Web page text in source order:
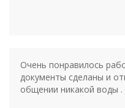
Очень понравилось
документы сделаны и
общении никакой воды